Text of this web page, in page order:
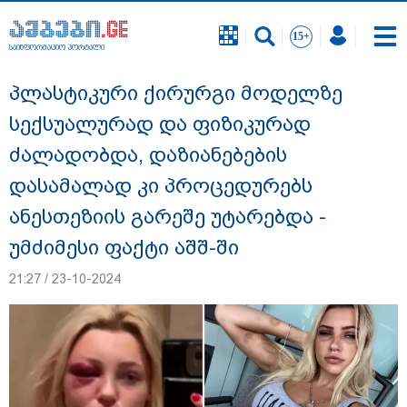
საინფორმაციო პორტალი
"ნია იმნაძის სახლში ფარული მოსასმენი
იყო დამონტაჟებული, "მეტასთანაც"
თანამშრომლობდა პროკურატურა" - რა
დეტალებზე საუბრობს პროკურატურა
საინფორმაციო პორტალი
პლასტიკური ქირურგი მოდელზე
სექსუალურად და ფიზიკურად
ძალადობდა, დაზიანებების
დასამალად კი პროცედურებს
ანესთეზიის გარეშე უტარებდა -
უმძიმესი ფაქტი აშშ-ში
21:27 / 23-10-2024